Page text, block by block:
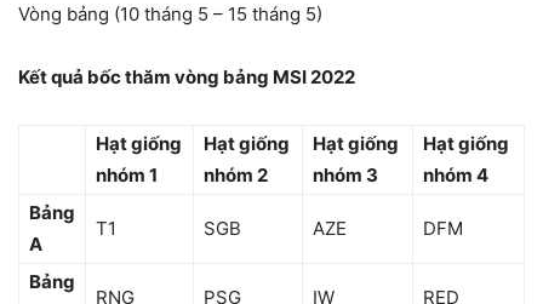
Vòng bảng (10 tháng 5 – 15 tháng 5)
Kết quả bốc thăm vòng bảng MSI 2022
Hạt giống
nhóm 1
Hạt giống
nhóm 2
Hạt giống
nhóm 3
Hạt giống
nhóm 4
Bảng
A
T1 SGB AZE DFM
Bảng
RNG PSG IW RED